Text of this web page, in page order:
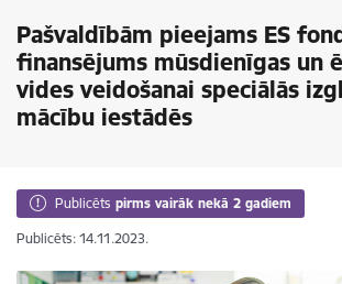
Pašvaldībām pieejams ES
finansējums mūsdienīgas un
vides veidošanai speciālās
mācību iestādēs
Publicēts pirms vairāk nekā 2 gadiem
Publicēts: 14.11.2023.